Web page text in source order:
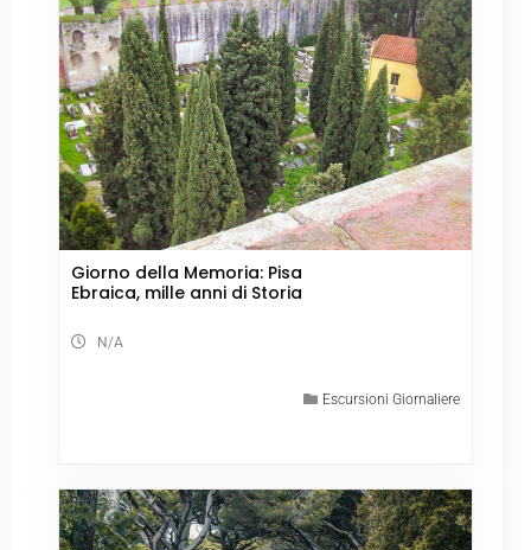
Giorno della Memoria: Pisa
Ebraica, mille anni di Storia
N/A
Escursioni Giornaliere